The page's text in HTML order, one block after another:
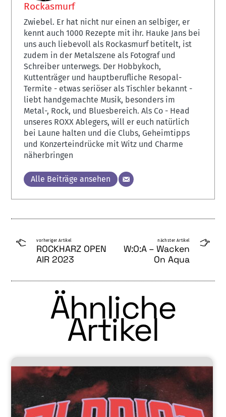
Rockasmurf
Zwiebel. Er hat nicht nur einen an selbiger, er
kennt auch 1000 Rezepte mit ihr. Hauke Jans bei
uns auch liebevoll als Rockasmurf betitelt, ist
zudem in der Metalszene als Fotograf und
Schreiber unterwegs. Der Hobbykoch,
Kuttenträger und hauptberufliche Resopal-
Termite - etwas seriöser als Tischler bekannt -
liebt handgemachte Musik, besonders im
Metal-, Rock, und Bluesbereich. Als Co - Head
unseres ROXX Ablegers, will er euch natürlich
bei Laune halten und die Clubs, Geheimtipps
und Konzerteindrücke mit Witz und Charme
näherbringen
Alle Beiträge ansehen
vorheriger Artikel
ROCKHARZ OPEN
AIR 2023
nächster Artikel
W:O:A – Wacken
On Aqua
Ähnliche
Artikel